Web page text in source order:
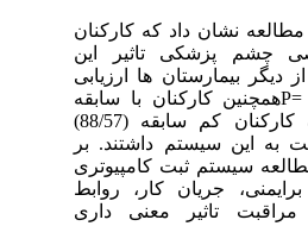
نشان داد که کارکنان
چشم پزشکی تاثیر این
بیمارستان ها ارزیابی
همچنین کارکنان با سابقه
(94/08) نسبت به کارکنان کم سابقه (88/57)
به این سیستم داشتند. بر
سیستم ثبت کامپیوتری
جریان کار، روابط
تاثیر معنی داری